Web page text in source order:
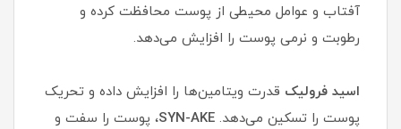
آفتاب و عوامل محیطی از پوست محافظت کرده و
رطوبت و نرمی پوست را افزایش می‌دهد.
اسید فرولیک قدرت ویتامین‌ها را افزایش داده و تحریک
پوست را تسکین می‌دهد. SYN-AKE، پوست را سفت و